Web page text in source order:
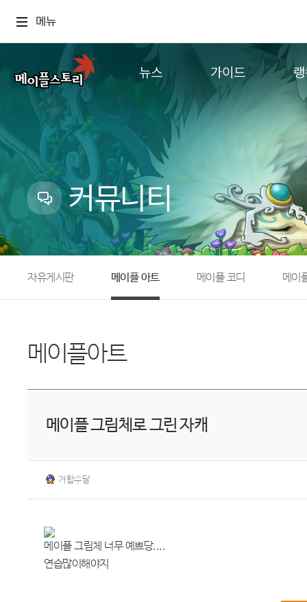
메뉴
뉴스
업데이트
이벤트
캐시샵 공지
메이플 알림판
with maple
가이드
추가정보
컨텐
커뮤니티
자유게시판 메이플 아트 메이플 코디 메이
메이플아트
메이플 그림체로 그린 자캐
거합수달
메이플 그림체 너무 예쁘당....
연습많이해야지